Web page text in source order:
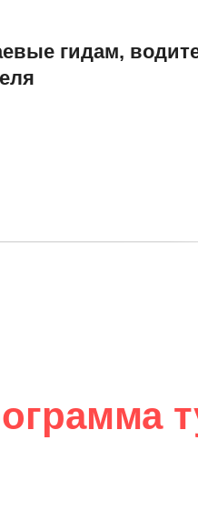
гидам,